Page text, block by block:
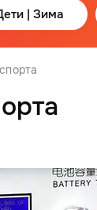
| Зима